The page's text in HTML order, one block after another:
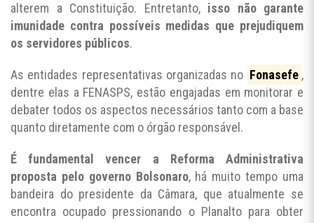
alterem a Constituição. Entretanto, isso não garante
imunidade contra possíveis medidas que prejudiquem
os servidores públicos.
As entidades representativas organizadas no Fonasefe ,
dentre elas a FENASPS, estão engajadas em monitorar e
debater todos os aspectos necessários tanto com a base
quanto diretamente com o órgão responsável.
É fundamental vencer a Reforma Administrativa
proposta pelo governo Bolsonaro, há muito tempo uma
bandeira do presidente da Câmara, que atualmente se
encontra ocupado pressionando o Planalto para obter